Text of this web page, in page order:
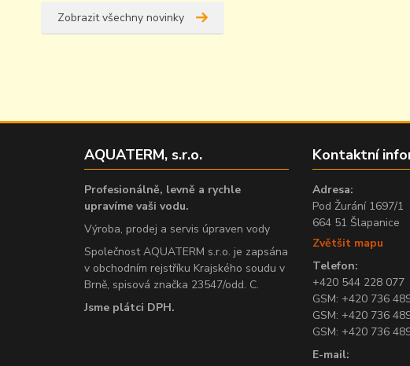
Zobrazit všechny novinky
AQUATERM, s.r.o.
Profesionálně, levně a rychle
upravíme vaši vodu.
Výroba, prodej a servis úpraven vody
Společnost AQUATERM s.r.o. je zapsána
v obchodním rejstříku Krajského soudu v
Brně, spisová značka 23547/odd. C.
Jsme plátci DPH.
Kontaktní
Adresa:
Pod Žurání 1697/1
664 51 Šlapanice
Zvětšit mapu
Telefon:
+420 544 228 077
GSM: +420 736
GSM: +420 736
GSM: +420 736
E-mail: